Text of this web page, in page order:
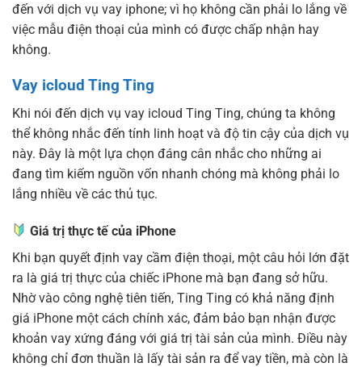
đến với dịch vụ vay iphone; vì họ không cần phải lo lắng về
việc mẫu điện thoại của mình có được chấp nhận hay
không.
Vay icloud Ting Ting
Khi nói đến dịch vụ vay icloud Ting Ting, chúng ta không
thể không nhắc đến tính linh hoạt và độ tin cậy của dịch vụ
này. Đây là một lựa chọn đáng cân nhắc cho những ai
đang tìm kiếm nguồn vốn nhanh chóng mà không phải lo
lắng nhiều về các thủ tục.
Giá trị thực tế của iPhone
Khi bạn quyết định vay cầm điện thoại, một câu hỏi lớn đặt
ra là giá trị thực của chiếc iPhone mà bạn đang sở hữu.
Nhờ vào công nghệ tiên tiến, Ting Ting có khả năng định
giá iPhone một cách chính xác, đảm bảo bạn nhận được
khoản vay xứng đáng với giá trị tài sản của mình. Điều này
không chỉ đơn thuần là lấy tài sản ra để vay tiền, mà còn là